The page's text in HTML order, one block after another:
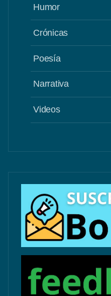
Humor
Crónicas
Poesía
Narrativa
Videos